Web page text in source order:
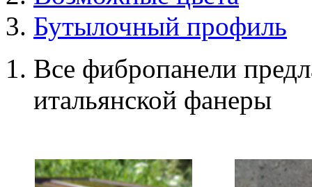
Бутылочный профиль
Все фибропанели
итальянской фанеры